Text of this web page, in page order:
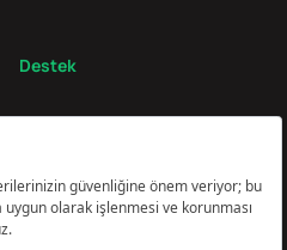
Destek